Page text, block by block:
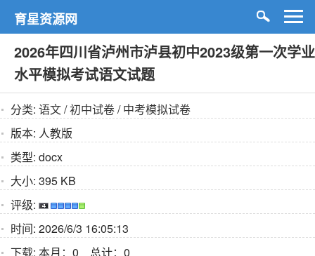
育星资源网
2026年四川省泸州市泸县初中2023级第一次学业
水平模拟考试语文试题
分类: 语文/初中试卷/中考模拟试卷
版本: 人教版
类型: docx
大小: 395 KB
评级:
时间: 2026/6/3 16:05:13
下载: 本月：0 总计：0